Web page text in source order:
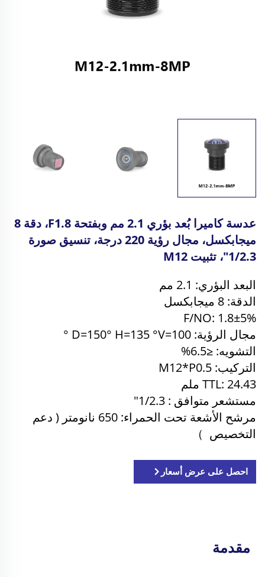
عدسة كاميرا بُعد بؤري 2.1 مم وبفتحة F1.8، دقة 8
ميجابكسل، مجال رؤية 220 درجة، تنسيق صورة
1/2.3"، تثبيت M12
البعد البؤري: 2.1 مم
الدقة: 8 ميجابكسل
F/NO: 1.8±5%
مجال الرؤية: D=150° H=135
°V=100
°
التشويه: ≤6.5%
التركيب: M12*P0.5
TTL: 24.43 ملم
مستشعر متوافق : 1/2.3"
مرشح الأشعة تحت الحمراء: 650 نانومتر (
دعم
التخصيص ）
احصل على عرض أسعار
مقدمة